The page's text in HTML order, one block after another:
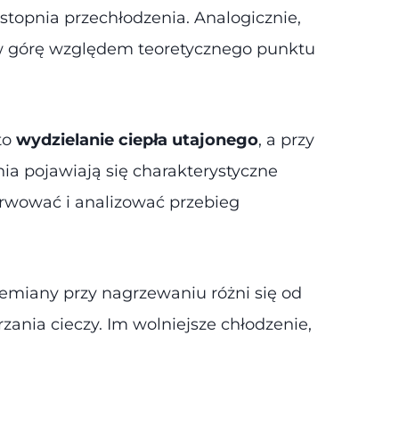
przechłodzenia. Analogicznie,
górę względem teoretycznego punktu
wydzielanie ciepła utajonego, a przy
pojawiają się charakterystyczne
i analizować przebieg
przy nagrzewaniu różni się od
cieczy. Im wolniejsze chłodzenie,